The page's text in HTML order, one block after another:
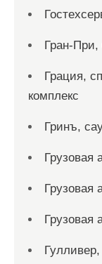
Гран-При,
Грация,
комплекс
Гринъ,
Грузовая
Грузовая
Грузовая